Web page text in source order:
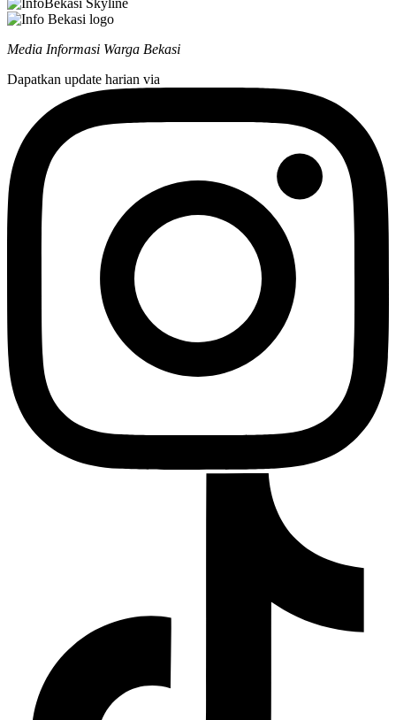
Media Informasi Warga Bekasi
Dapatkan update harian via